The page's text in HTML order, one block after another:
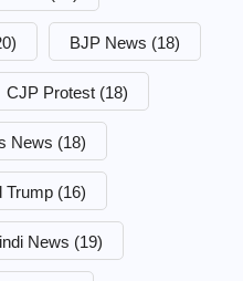
BJP News (18)
CJP Protest (18)
News (18)
Trump (16)
News (19)